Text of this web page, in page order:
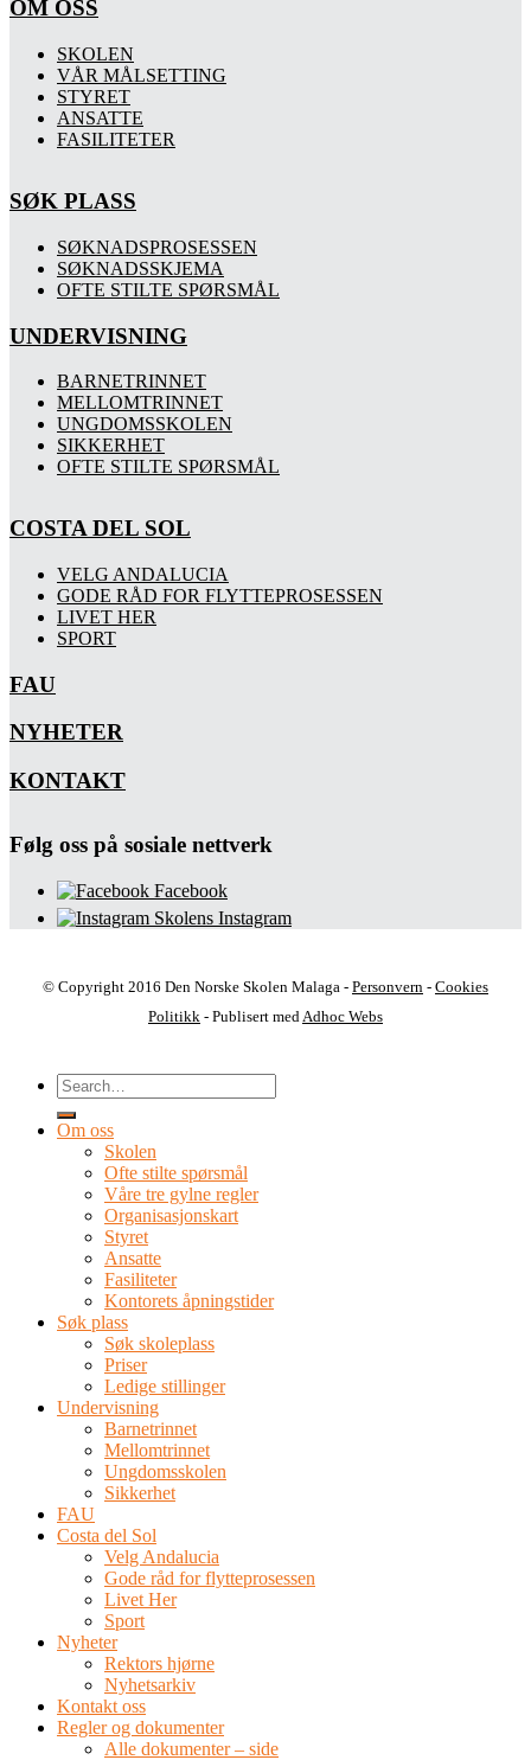
OM OSS
SKOLEN
VÅR MÅLSETTING
STYRET
ANSATTE
FASILITETER
SØK PLASS
SØKNADSPROSESSEN
SØKNADSSKJEMA
OFTE STILTE SPØRSMÅL
UNDERVISNING
BARNETRINNET
MELLOMTRINNET
UNGDOMSSKOLEN
SIKKERHET
OFTE STILTE SPØRSMÅL
COSTA DEL SOL
VELG ANDALUCIA
GODE RÅD FOR FLYTTEPROSESSEN
LIVET HER
SPORT
FAU
NYHETER
KONTAKT
Følg oss på sosiale nettverk
Facebook
Skolens Instagram
© Copyright 2016 Den Norske Skolen Malaga - Personvern - Cookies
Politikk - Publisert med Adhoc Webs
Om oss
Skolen
Ofte stilte spørsmål
Våre tre gylne regler
Organisasjonskart
Styret
Ansatte
Fasiliteter
Kontorets åpningstider
Søk plass
Søk skoleplass
Priser
Ledige stillinger
Undervisning
Barnetrinnet
Mellomtrinnet
Ungdomsskolen
Sikkerhet
FAU
Costa del Sol
Velg Andalucia
Gode råd for flytteprosessen
Livet Her
Sport
Nyheter
Rektors hjørne
Nyhetsarkiv
Kontakt oss
Regler og dokumenter
Alle dokumenter – side